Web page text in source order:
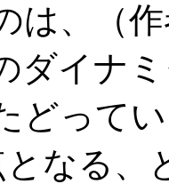
は、（
ダイナ
どって
なる、